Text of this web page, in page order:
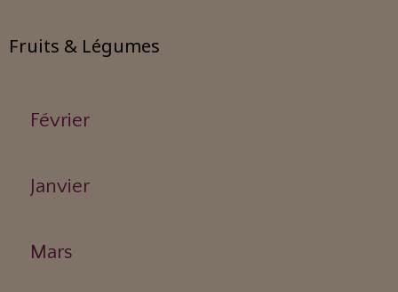
Fruits & Légumes
Février
Janvier
Mars